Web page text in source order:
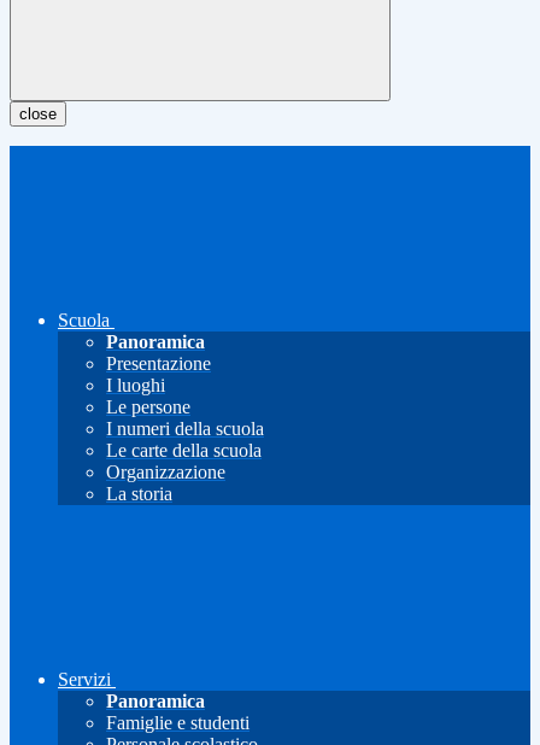
close
Scuola
Panoramica
Presentazione
I luoghi
Le persone
I numeri della scuola
Le carte della scuola
Organizzazione
La storia
Servizi
Panoramica
Famiglie e studenti